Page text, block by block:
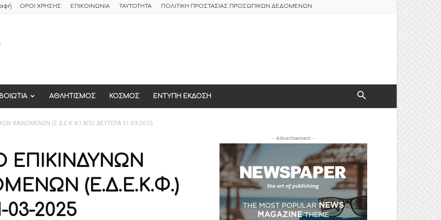
ΟΡΟΙ ΧΡΗΣΗΣ ΕΠΙΚΟΙΝΩΝΙΑ ΤΑΥΤΟΤΗΤΑ ΠΟΛΙΤΙΚΗ ΠΡΟΣΤΑΣΙΑΣ ΠΡΟΣΩΠΙΚΩΝ ΔΕΔΟΜΕΝΩΝ
ΒΟΙΩΤΙΑ ΑΘΛΗΤΙΣΜΟΣ ΚΟΣΜΟΣ ΕΝΤΥΠΗ ΕΚΔΟΣΗ
ΦΑΙΝΟΜΕΝΩΝ (Ε.Δ.Ε.Κ.Φ.) ΑΠΟ ΔΕΥΤΕΡΑ 31-03-2025
ΕΠΙΚΙΝΔΥΝΩΝ
(Ε.Δ.Ε.Κ.Φ.)
2025
- Advertisement -